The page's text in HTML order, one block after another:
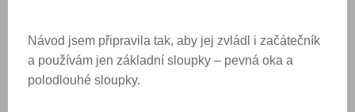
Návod jsem připravila tak, aby jej zvládl i začátečník
a používám jen základní sloupky – pevná oka a
polodlouhé sloupky.